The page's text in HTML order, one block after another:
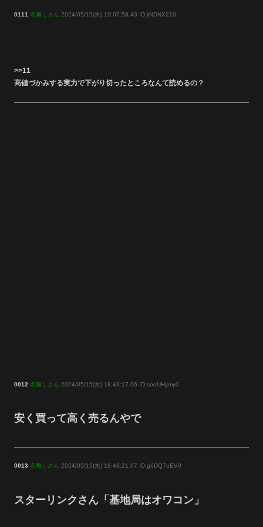
0111 名無しさん 2024/05/15(水) 19:07:58.43 ID:jiNDNX210
>>11
高値づかみする実力で下がり切ったところなんて読めるの？
0012 名無しさん 2024/05/15(水) 18:43:17.06 ID:soeUHymy0
安く買って高く売るんやで
0013 名無しさん 2024/05/15(水) 18:43:21.67 ID:g6DQ7eEV0
スターリンクさん「基地局はオワコン」